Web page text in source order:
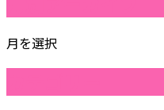
月を選択